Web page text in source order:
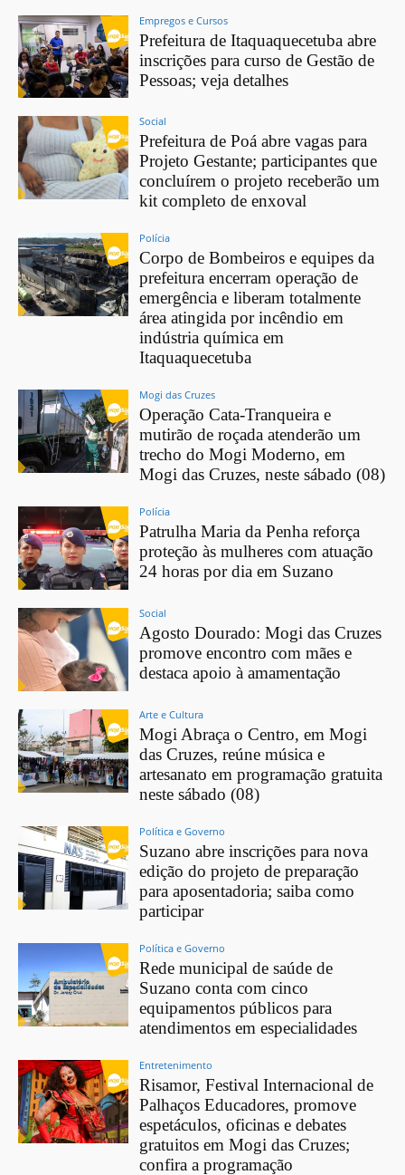
Empregos e Cursos
Prefeitura de Itaquaquecetuba abre
inscrições para curso de Gestão de
Pessoas; veja detalhes
Social
Prefeitura de Poá abre vagas para
Projeto Gestante; participantes que
concluírem o projeto receberão um
kit completo de enxoval
Polícia
Corpo de Bombeiros e equipes da
prefeitura encerram operação de
emergência e liberam totalmente
área atingida por incêndio em
indústria química em
Itaquaquecetuba
Mogi das Cruzes
Operação Cata-Tranqueira e
mutirão de roçada atenderão um
trecho do Mogi Moderno, em
Mogi das Cruzes, neste sábado (08)
Polícia
Patrulha Maria da Penha reforça
proteção às mulheres com atuação
24 horas por dia em Suzano
Social
Agosto Dourado: Mogi das Cruzes
promove encontro com mães e
destaca apoio à amamentação
Arte e Cultura
Mogi Abraça o Centro, em Mogi
das Cruzes, reúne música e
artesanato em programação gratuita
neste sábado (08)
Política e Governo
Suzano abre inscrições para nova
edição do projeto de preparação
para aposentadoria; saiba como
participar
Política e Governo
Rede municipal de saúde de
Suzano conta com cinco
equipamentos públicos para
atendimentos em especialidades
Entretenimento
Risamor, Festival Internacional de
Palhaços Educadores, promove
espetáculos, oficinas e debates
gratuitos em Mogi das Cruzes;
confira a programação